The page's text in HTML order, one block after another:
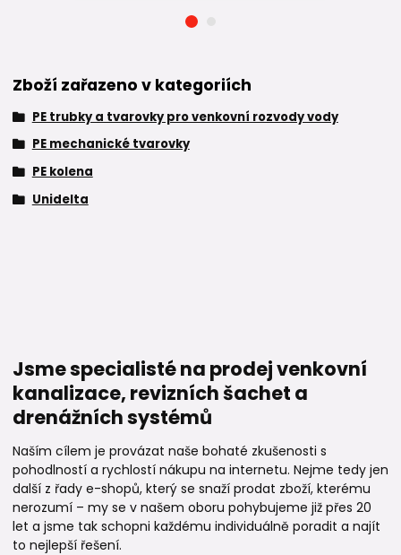
Zboží zařazeno v kategoriích
PE trubky a tvarovky pro venkovní rozvody vody
PE mechanické tvarovky
PE kolena
Unidelta
Jsme specialisté na prodej venkovní
kanalizace, revizních šachet a
drenážních systémů
Naším cílem je provázat naše bohaté zkušenosti s
pohodlností a rychlostí nákupu na internetu. Nejme tedy jen
další z řady e-shopů, který se snaží prodat zboží, kterému
nerozumí – my se v našem oboru pohybujeme již přes 20
let a jsme tak schopni každému individuálně poradit a najít
to nejlepší řešení.